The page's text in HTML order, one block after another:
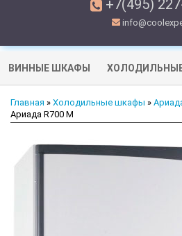
+7(495)
ВИННЫЕ ШКАФЫ
Главная » Холодильные шкафы »
Ариада R700 M